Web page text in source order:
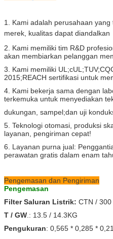
1. Kami adalah perusahaan yang
merek, kualitas dapat diandalkan
2. Kami memiliki tim R&D
akan membiarkan pelanggan
3. Kami memiliki
2015;REACH sertifikasi untuk
4. Kami bekerja sama dengan
terkemuka untuk menyediakan
dukungan, sampel;dan uji
5. Teknologi otomasi, produksi
layanan, pengiriman cepat!
6. Layanan purna jual:
perawatan gratis dalam enam
Pengemasan dan Pengiriman
Pengemasan
Filter Saluran Listrik: CTN / 300
T / GW .: 13.5 / 14.3KG
Pengukuran: 0,565 * 0,285 *